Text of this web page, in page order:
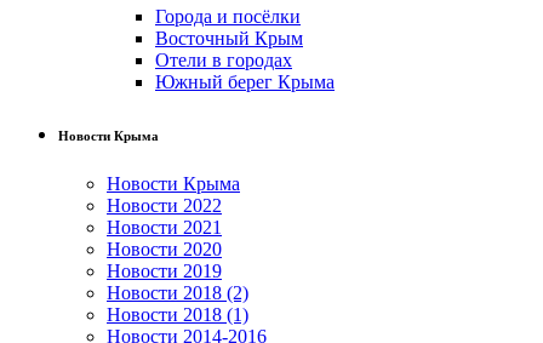
Города и посёлки
Восточный Крым
Отели в городах
Южный берег Крыма
Новости Крыма
Новости Крыма
Новости 2022
Новости 2021
Новости 2020
Новости 2019
Новости 2018 (2)
Новости 2018 (1)
Новости 2014-2016